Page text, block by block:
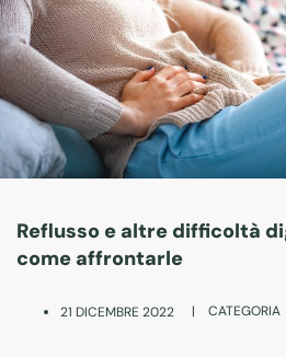
Reflusso e altre difficoltà
come affrontarle
21 DICEMBRE 2022 | CATEGORIA